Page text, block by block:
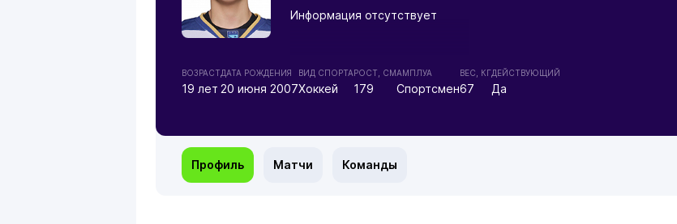
Информация отсутствует
ВОЗРАСТ
19 лет
ДАТА РОЖДЕНИЯ
20 июня 2007
ВИД СПОРТА
Хоккей
РОСТ, СМ
179
АМПЛУА
Спортсмен
ВЕС, КГ
67
ДЕЙСТВУЮЩИЙ
Да
Профиль Матчи Команды